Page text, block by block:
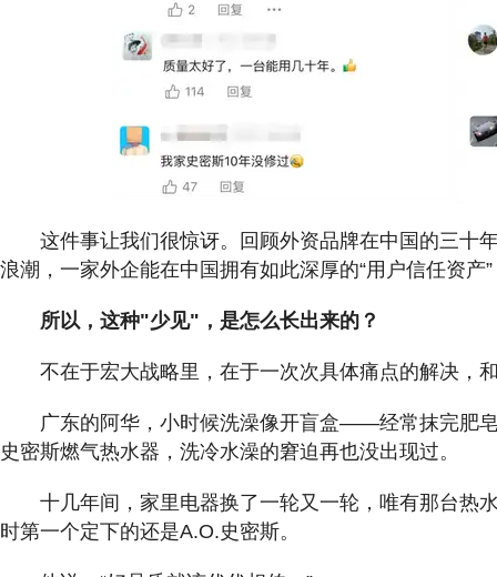
这件事让我们很惊讶。回顾外资品牌在中国的三十
浪潮，一家外企能在中国拥有如此深厚的“用户信任资产
所以，这种"少见"，是怎么长出来的？
不在于宏大战略里，在于一次次具体痛点的解决，
广东的阿华，小时候洗澡像开盲盒——经常抹完肥
史密斯燃气热水器，洗冷水澡的窘迫再也没出现过。
十几年间，家里电器换了一轮又一轮，唯有那台热
时第一个定下的还是A.O.史密斯。